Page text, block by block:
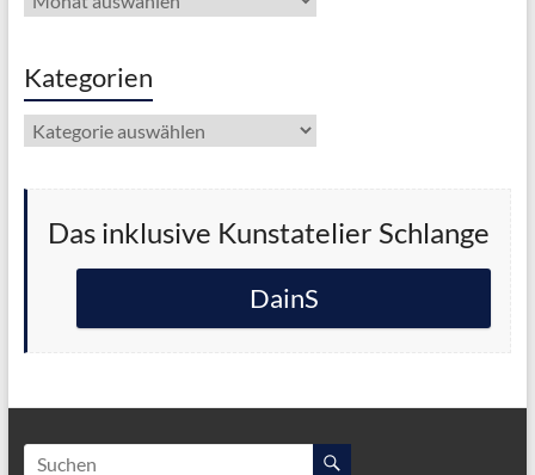
Kategorien
Kategorien
Das inklusive Kunstatelier Schlange
DainS